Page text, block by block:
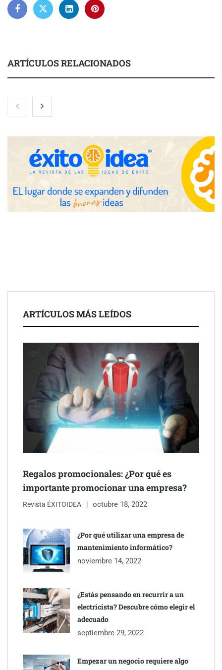
ARTÍCULOS RELACIONADOS
La luz roja, el nuevo aftersun, actúa en la recuperación de la piel
Eulalia Roig lanza ‘The Journal’, una revista digital mensual de
entrevistas y fotografía editorial
inmobiliarios: hasta 82% de ahorro por cobro
Gestoría Online reduce a unas horas el alta de autónomo
ARTÍCULOS MÁS LEÍDOS
Regalos promocionales: ¿Por qué es
importante promocionar una empresa?
Revista ÉXITOIDEA octubre 18, 2022
¿Por qué utilizar una empresa de
mantenimiento informático?
noviembre 14, 2022
¿Estás pensando en recurrir a un
electricista? Descubre cómo elegir el
adecuado
septiembre 29, 2022
Empezar un negocio requiere algo